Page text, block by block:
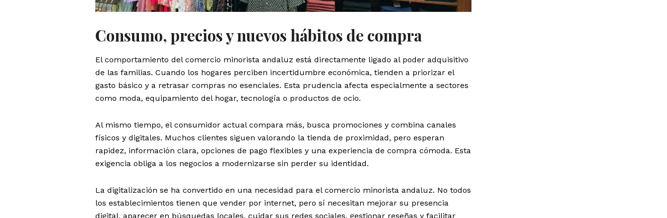
Consumo, precios y nuevos hábitos de compra
El comportamiento del comercio minorista andaluz está directamente ligado al poder adquisitivo
de las familias. Cuando los hogares perciben incertidumbre económica, tienden a priorizar el
gasto básico y a retrasar compras no esenciales. Esta prudencia afecta especialmente a sectores
como moda, equipamiento del hogar, tecnología o productos de ocio.
Al mismo tiempo, el consumidor actual compara más, busca promociones y combina canales
físicos y digitales. Muchos clientes siguen valorando la tienda de proximidad, pero esperan
rapidez, información clara, opciones de pago flexibles y una experiencia de compra cómoda. Esta
exigencia obliga a los negocios a modernizarse sin perder su identidad.
La digitalización se ha convertido en una necesidad para el comercio minorista andaluz. No todos
los establecimientos tienen que vender por internet, pero sí necesitan mejorar su presencia
digital, aparecer en búsquedas locales, cuidar sus redes sociales, gestionar reseñas y facilitar